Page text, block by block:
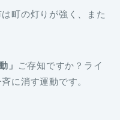
町の灯りが強く、また
」
ご存知ですか？ライ
に消す運動です。